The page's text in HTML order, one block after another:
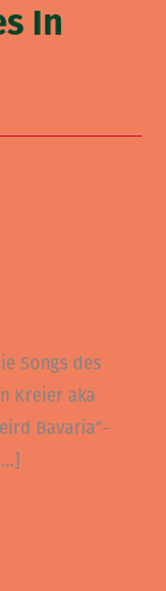
In
Songs des
Kreier aka
Bavaria“-